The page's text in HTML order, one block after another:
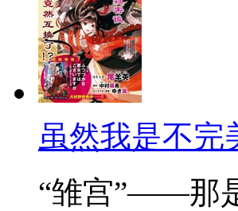
虽然我是不完
“雏宫”——那